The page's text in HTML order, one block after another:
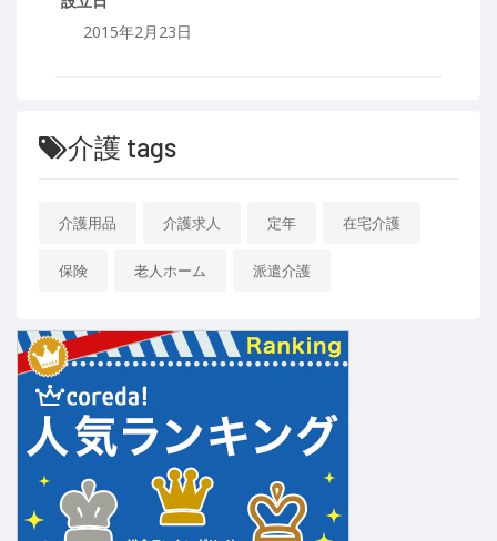
2015年2月23日
介護 tags
介護用品 介護求人 定年 在宅介護
保険 老人ホーム 派遣介護